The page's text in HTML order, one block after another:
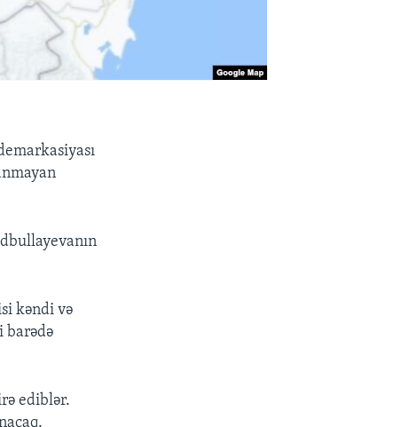
kəndi və
barədə
ediblər.